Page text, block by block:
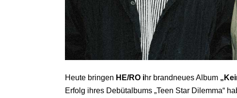
Heute bringen HE/RO ihr brandneues Album
Erfolg ihres Debütalbums „Teen Star Dilemma“